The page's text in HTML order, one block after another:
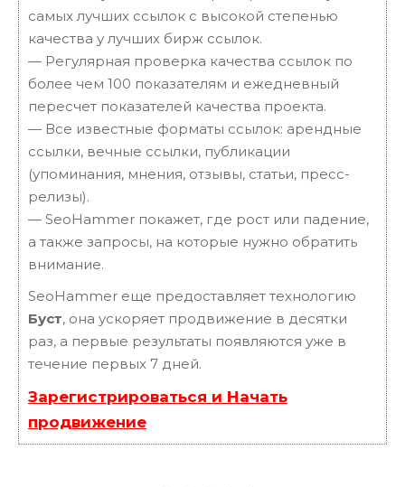
самых лучших ссылок с высокой степенью
качества у лучших бирж ссылок.
— Регулярная проверка качества ссылок по
более чем 100 показателям и ежедневный
пересчет показателей качества проекта.
— Все известные форматы ссылок: арендные
ссылки, вечные ссылки, публикации
(упоминания, мнения, отзывы, статьи, пресс-
релизы).
— SeoHammer покажет, где рост или падение,
а также запросы, на которые нужно обратить
внимание.
SeoHammer еще предоставляет технологию
Буст, она ускоряет продвижение в десятки
раз, а первые результаты появляются уже в
течение первых 7 дней.
Зарегистрироваться и Начать
продвижение